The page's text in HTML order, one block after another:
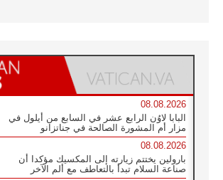
08.08.2026
البابا لاوُن الرابع عشر في السابع من أيلول في
مزار أم المشورة الصالحة في جناتزانو
08.08.2026
بارولين يختتم زيارته إلى المكسيك مؤكدا أن
صناعة السلام تبدأ بالتعاطف مع ألم الآخر